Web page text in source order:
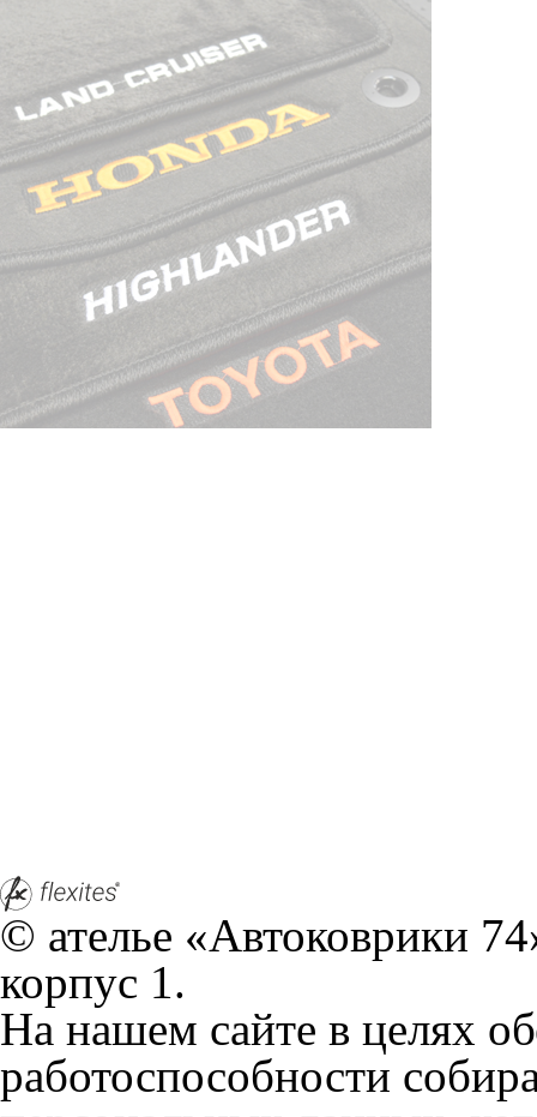
браузером. Это,
и т.д. Если Вы
согласие на обработку
Положении по обработке
+7 (351) 277 91 67